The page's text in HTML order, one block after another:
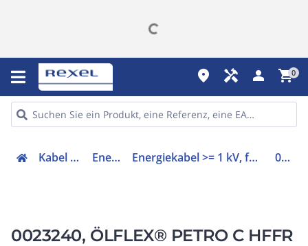
place handyman person shopping_cart0
Kabel & Leitungen Energiekabel Energiekabel >= 1 kV, für ortsveränderlichen Einsatz 0023240
0023240, ÖLFLEX® PETRO C HFFR